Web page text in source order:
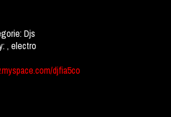
Djs
, electro
djfia5co